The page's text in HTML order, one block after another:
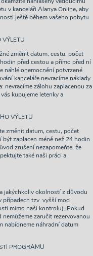
v kanceláři Alanya Online, aby
ještě během vašeho pobytu
změnit datum, cestu, počet
před cestou a přímo před ní
náhlé onemocnění potvrzené
kanceláře nevracíme náklady
nevracíme zálohu zaplacenou za
kupujeme letenky a
VÝLETU
změnit datum, cestu, počet
zaplacen méně než 24 hodin
zrušení nezapomeňte, že
také naši práci a
jakýchkoliv okolností z důvodu
tzv. vyšší moci
mimo naši kontrolu). Pokud
zaručit rezervovanou
nabídneme náhradní datum
PROGRAMU